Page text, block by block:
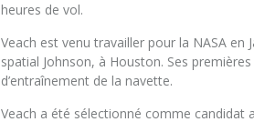
heures de vol.
Veach est venu travailler pour la NASA en
spatial Johnson, à Houston. Ses
d’entraînement de la navette.
Veach a été sélectionné comme candidat